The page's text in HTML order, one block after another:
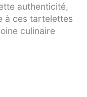
authenticité,
à ces tartelettes
culinaire